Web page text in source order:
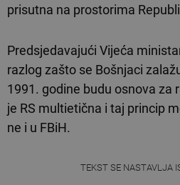
prisutna na prostorima
Predsjedavajući Vijeća
razlog zašto se Bošnjaci
1991. godine budu osnova za
je RS multietična i taj princip
ne i u FBiH.
TEKST SE NASTAVLJA